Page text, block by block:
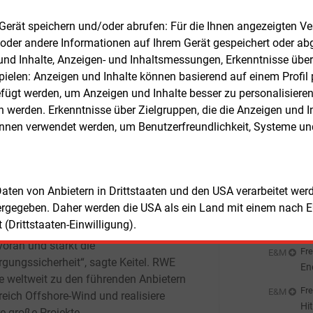
speichern und/oder abrufen: Für die Ihnen angezeigten
andere Informationen auf Ihrem Gerät gespeichert oder
Inhalte, Anzeigen- und Inhaltsmessungen, Erkenntnisse
Anzeigen und Inhalte können basierend auf einem Profil
werden, um Anzeigen und Inhalte besser zu
werden. Erkenntnisse über Zielgruppen, die die Anzeigen und
verwendet werden, um Benutzerfreundlichkeit, Systeme
von Anbietern in Drittstaaten und den USA verarbeitet
Daher werden die USA als ein Land mit einem nach
(Drittstaaten-Einwilligung).
der Dekarbonisierung
Kunden dienen soll. Dazu zählt
für das RWE kürzlich einen
über 110 MW aus dem
B unterzeichnete.
Keitel, Chief Technology Officer von
an der deutschen Küste nun
werden könne. „Mit dem
treibt RWE die Energiewende
und stärkt die
sagte Keitel. RWE
weltweit zu den führenden Anbietern
Offshore-Wind und realisiere
E&M
E&M
E&M
E&M